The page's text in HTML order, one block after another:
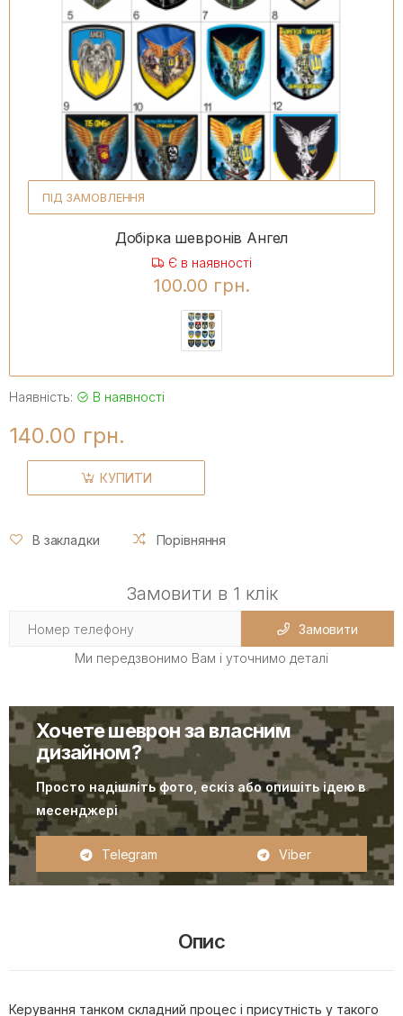
ПІД ЗАМОВЛЕННЯ
Добірка шевронів Ангел
Є в наявності
100.00 грн.
Наявність: В наявності
140.00 грн.
КУПИТИ
В закладки Порівняння
Замовити в 1 клік
Замовити
Ми передзвонимо Вам і уточнимо деталі
Хочете шеврон за власним
дизайном?
Просто надішліть фото, ескіз або опишіть ідею в
месенджері
Telegram Viber
Опис
Керування танком складний процес і присутність у такого